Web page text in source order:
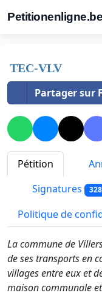
Petitionenligne.be
TEC-VLV
Partager sur
Pétition
Signatures 328
Politique de
La commune de
de ses transports en
villages entre eux et
maison communale